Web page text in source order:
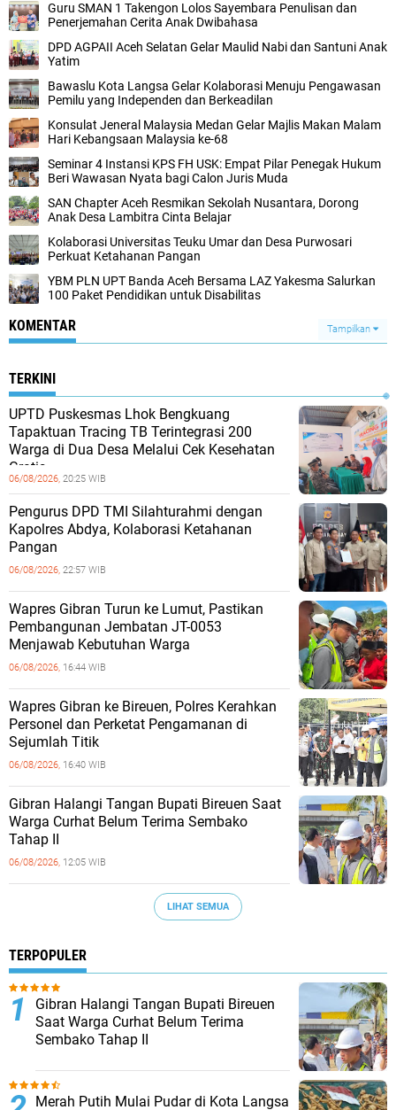
Guru SMAN 1 Takengon Lolos Sayembara Penulisan dan
Penerjemahan Cerita Anak Dwibahasa
DPD AGPAII Aceh Selatan Gelar Maulid Nabi dan Santuni Anak
Yatim
Bawaslu Kota Langsa Gelar Kolaborasi Menuju Pengawasan
Pemilu yang Independen dan Berkeadilan
Konsulat Jeneral Malaysia Medan Gelar Majlis Makan Malam
Hari Kebangsaan Malaysia ke-68
Seminar 4 Instansi KPS FH USK: Empat Pilar Penegak Hukum
Beri Wawasan Nyata bagi Calon Juris Muda
SAN Chapter Aceh Resmikan Sekolah Nusantara, Dorong
Anak Desa Lambitra Cinta Belajar
Kolaborasi Universitas Teuku Umar dan Desa Purwosari
Perkuat Ketahanan Pangan
YBM PLN UPT Banda Aceh Bersama LAZ Yakesma Salurkan
100 Paket Pendidikan untuk Disabilitas
KOMENTAR Tampilkan
TERKINI
UPTD Puskesmas Lhok Bengkuang
Tapaktuan ‎Tracing TB Terintegrasi 200
Warga di Dua Desa Melalui Cek Kesehatan
Gratis
06/08/2026, 20:25 WIB
Pengurus DPD TMI Silahturahmi dengan
Kapolres Abdya, Kolaborasi Ketahanan
Pangan
06/08/2026, 22:57 WIB
Wapres Gibran Turun ke Lumut, Pastikan
Pembangunan Jembatan JT-0053
Menjawab Kebutuhan Warga
06/08/2026, 16:44 WIB
Wapres Gibran ke Bireuen, Polres Kerahkan
Personel dan Perketat Pengamanan di
Sejumlah Titik
06/08/2026, 16:40 WIB
Gibran Halangi Tangan Bupati Bireuen Saat
Warga Curhat Belum Terima Sembako
Tahap II
06/08/2026, 12:05 WIB
LIHAT SEMUA
TERPOPULER
Gibran Halangi Tangan Bupati Bireuen
Saat Warga Curhat Belum Terima
Sembako Tahap II
Merah Putih Mulai Pudar di Kota Langsa